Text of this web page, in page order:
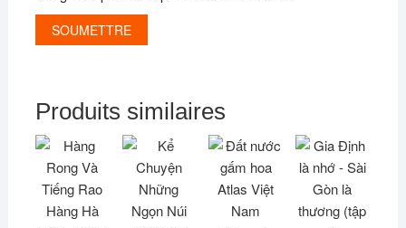
Produits similaires